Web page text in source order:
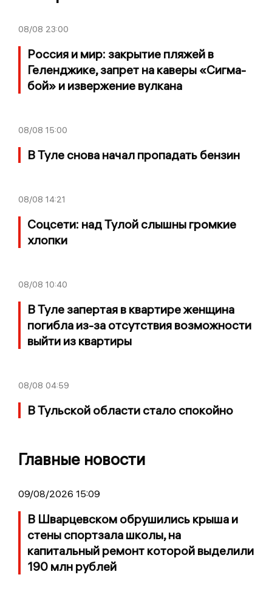
08/08 23:00
Россия и мир: закрытие пляжей в
Геленджике, запрет на каверы «Сигма-
бой» и извержение вулкана
08/08 15:00
В Туле снова начал пропадать бензин
08/08 14:21
Соцсети: над Тулой слышны громкие
хлопки
08/08 10:40
В Туле запертая в квартире женщина
погибла из-за отсутствия возможности
выйти из квартиры
08/08 04:59
В Тульской области стало спокойно
Главные новости
09/08/2026 15:09
В Шварцевском обрушились крыша и
стены спортзала школы, на
капитальный ремонт которой выделили
190 млн рублей